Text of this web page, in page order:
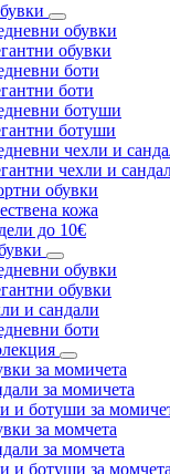
обувки
обувки
боти
боти
ботуши
ботуши
чехли и
чехли и
обувки
кожа
до 10€
обувки
обувки
и сандали
боти
за момичета
за момичета
и ботуши за
за момчета
за момчета
и ботуши за момчета